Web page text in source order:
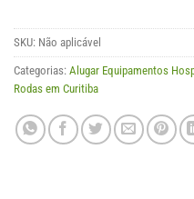
SKU: Não aplicável
Categorias: Alugar Equipamentos
Rodas em Curitiba